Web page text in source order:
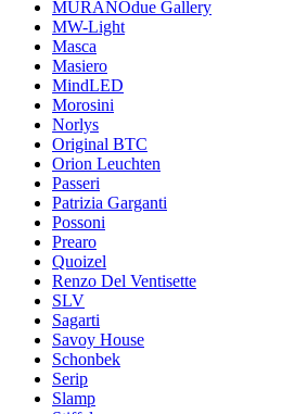
MURANOdue Gallery
MW-Light
Masca
Masiero
MindLED
Morosini
Norlys
Original BTC
Orion Leuchten
Passeri
Patrizia Garganti
Possoni
Prearo
Quoizel
Renzo Del Ventisette
SLV
Sagarti
Savoy House
Schonbek
Serip
Slamp